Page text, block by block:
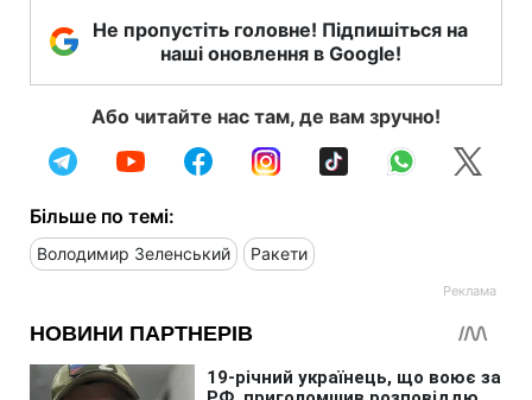
Не пропустіть головне! Підпишіться на
наші оновлення в Google!
Або читайте нас там, де вам зручно!
Більше по темі:
Володимир Зеленський Ракети